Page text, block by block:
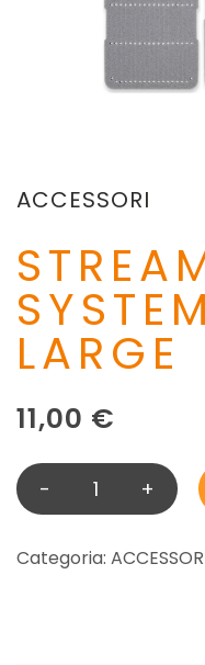
ACCESSORI
LARGE
11,00 €
S
T
R
- +
Categoria: